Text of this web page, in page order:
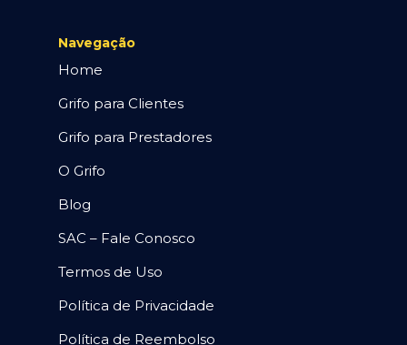
Navegação
Home
Grifo para Clientes
Grifo para Prestadores
O Grifo
Blog
SAC – Fale Conosco
Termos de Uso
Política de Privacidade
Política de Reembolso